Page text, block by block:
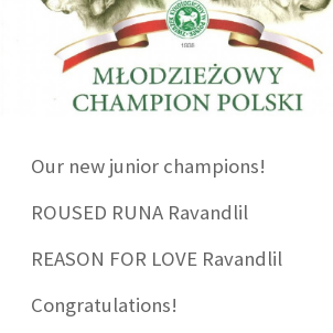
Our new junior champions!
ROUSED RUNA Ravandlil
REASON FOR LOVE Ravandlil
Congratulations!